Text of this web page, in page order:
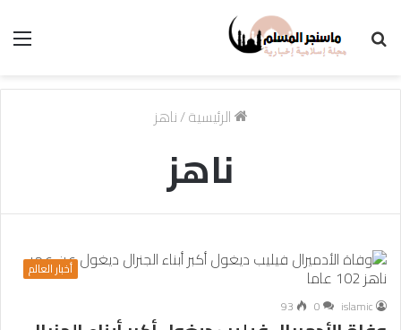
الرئيسية/ناهز
ناهز
أخبار العالم
islamic
0
93